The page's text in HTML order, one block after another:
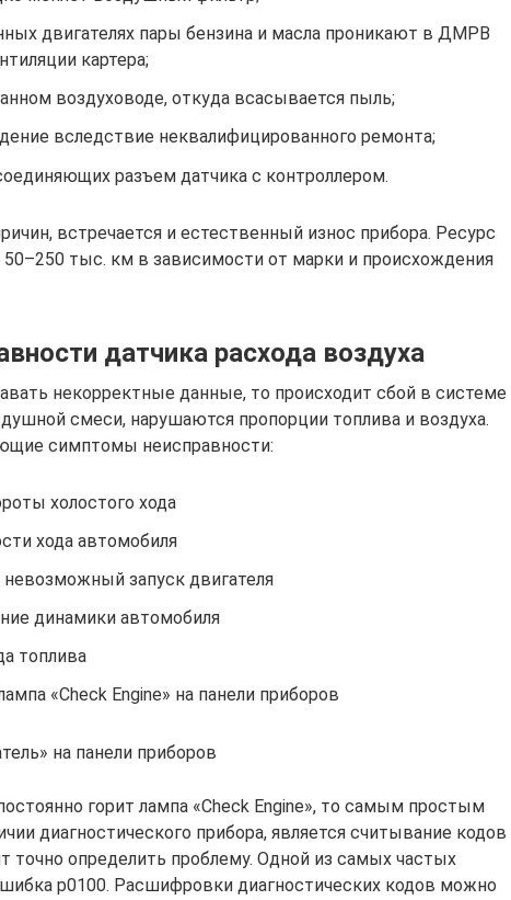
двигателях пары бензина и масла проникают в ДМРВ
картера;
воздуховоде, откуда всасывается пыль;
вследствие неквалифицированного ремонта;
разъем датчика с контроллером.
встречается и естественный износ прибора. Ресурс
тыс. км в зависимости от марки и происхождения
датчика расхода воздуха
некорректные данные, то происходит сбой в системе
смеси, нарушаются пропорции топлива и воздуха.
симптомы неисправности:
холостого хода
хода автомобиля
запуск двигателя
динамики автомобиля
топлива
«Check Engine» на панели приборов
на панели приборов
горит лампа «Check Engine», то самым простым
диагностического прибора, является считывание кодов
точно определить проблему. Одной из самых частых
р0100. Расшифровки диагностических кодов можно